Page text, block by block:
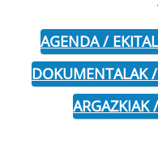
AGENDA /
DOKUMENTALAK
ARGAZKIAK